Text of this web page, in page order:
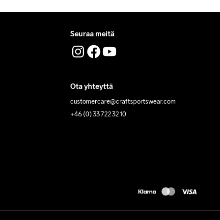
Seuraa meitä
Ota yhteyttä
customercare@craftsportswear.com
+46 (0) 33 722 32 10